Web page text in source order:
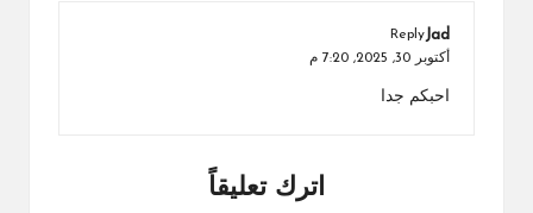
Jad
Reply
أكتوبر 30, 2025,
7:20 م
احبكم جدا
اترك تعليقاً